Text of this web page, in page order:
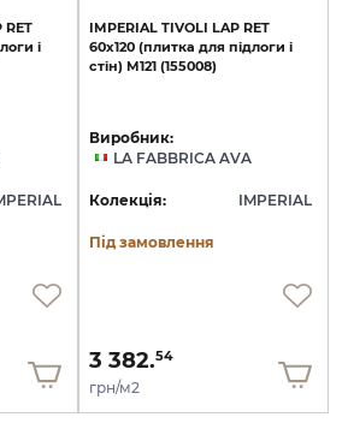
RET
і
IMPERIAL TIVOLI LAP RET
60х120 (плитка для підлоги і
стін) M121 (155008)
Виробник:
LA FABBRICA AVA
Колекція: IMPERIAL
Під замовлення
3 382.54
грн/м2